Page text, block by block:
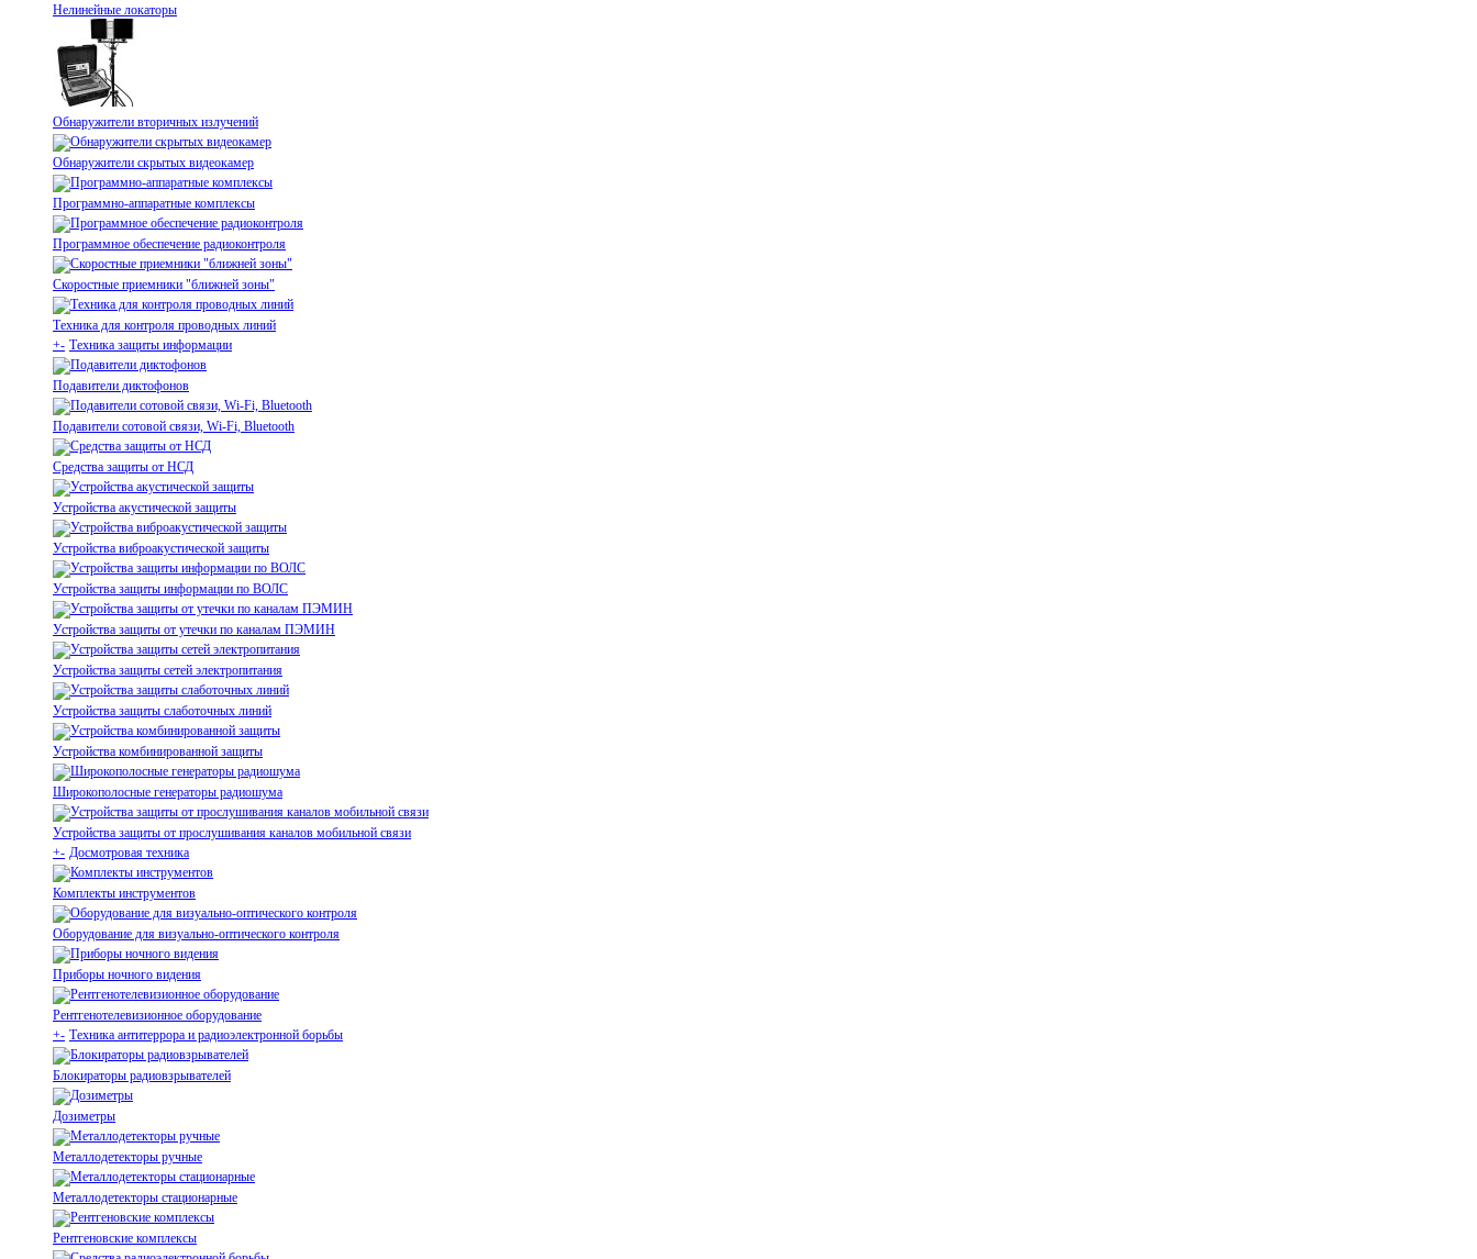
Нелинейные локаторы
Обнаружители вторичных излучений
Обнаружители скрытых видеокамер
Программно-аппаратные комплексы
Программное обеспечение радиоконтроля
Скоростные приемники "ближней зоны"
Техника для контроля проводных линий
+- Техника защиты информации
Подавители диктофонов
Подавители сотовой связи, Wi-Fi, Bluetooth
Средства защиты от НСД
Устройства акустической защиты
Устройства виброакустической защиты
Устройства защиты информации по ВОЛС
Устройства защиты от утечки по каналам ПЭМИН
Устройства защиты сетей электропитания
Устройства защиты слаботочных линий
Устройства комбинированной защиты
Широкополосные генераторы радиошума
Устройства защиты от прослушивания каналов мобильной связи
+- Досмотровая техника
Комплекты инструментов
Оборудование для визуально-оптического контроля
Приборы ночного видения
Рентгенотелевизионное оборудование
+- Техника антитеррора и радиоэлектронной борьбы
Блокираторы радиовзрывателей
Дозиметры
Металлодетекторы ручные
Металлодетекторы стационарные
Рентгеновские комплексы